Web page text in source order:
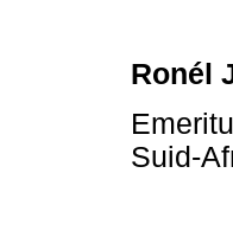
Ronél
Suid-